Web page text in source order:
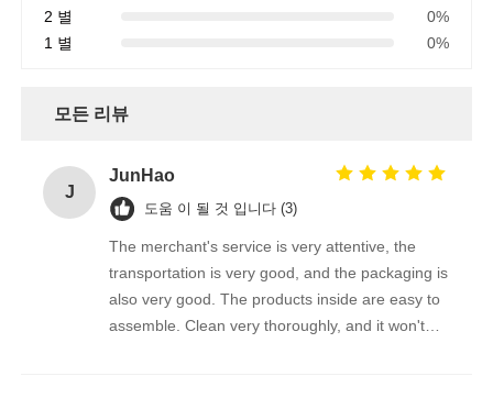
2 별
0%
1 별
0%
모든 리뷰
J
JunHao
도움 이 될 것 입니다 (3)
The merchant's service is very attentive, the
transportation is very good, and the packaging is
also very good. The products inside are easy to
assemble. Clean very thoroughly, and it won't